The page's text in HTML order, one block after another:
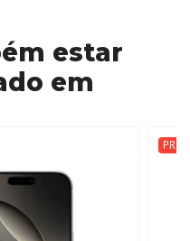
estar
em